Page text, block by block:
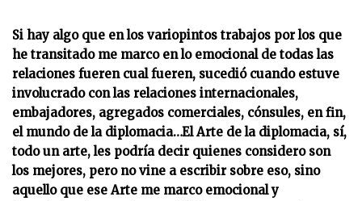
Si hay algo que en los variopintos trabajos por los que
he transitado me marco en lo emocional de todas las
relaciones fueren cual fueren, sucedió cuando estuve
involucrado con las relaciones internacionales,
embajadores, agregados comerciales, cónsules, en fin,
el mundo de la diplomacia…El Arte de la diplomacia, sí,
todo un arte, les podría decir quienes considero son
los mejores, pero no vine a escribir sobre eso, sino
aquello que ese Arte me marco emocional y